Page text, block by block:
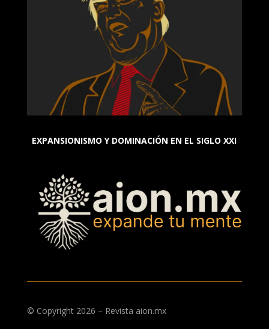
EXPANSIONISMO Y DOMINACIÓN EN EL SIGLO XXI
© Copyright 2026 – Revista aion.mx